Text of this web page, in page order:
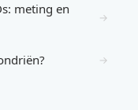
meting en
→
→